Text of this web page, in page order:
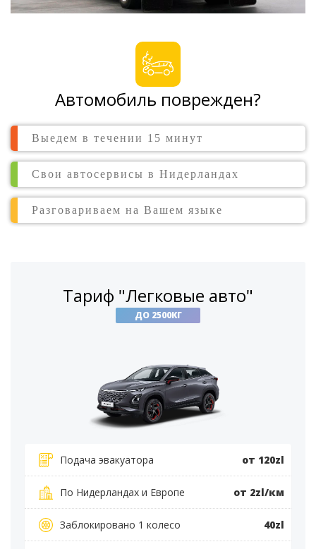
Автомобиль поврежден?
Выедем в течении 15 минут
Свои автосервисы в Нидерландах
Разговариваем на Вашем языке
Тариф "Легковые авто"
ДО 2500КГ
Подача эвакуатора от 120zl
По Нидерландах и Европе от 2zl/км
Заблокировано 1 колесо 40zl